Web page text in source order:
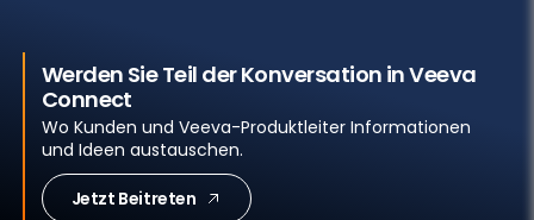
Werden Sie Teil der Konversation in Veeva
Connect
Wo Kunden und Veeva-Produktleiter Informationen
und Ideen austauschen.
Jetzt Beitreten